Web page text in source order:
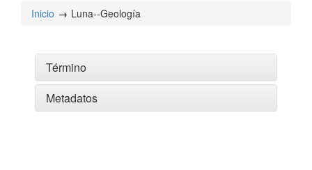
Inicio Luna--Geología
Término
Metadatos